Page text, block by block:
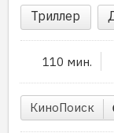
Триллер
110 мин.
КиноПоиск